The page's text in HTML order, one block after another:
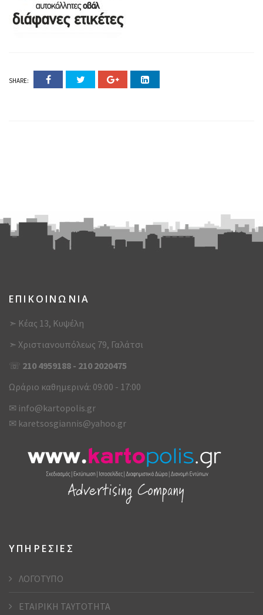
SHARE:
ΕΠΙΚΟΙΝΩΝΙΑ
➣ Κέας 13, Κυψέλη
➣ Χριστιανουπόλεως 79, Γαλάτσι
☏ 210 4959188 - 210 2020475
Ωράριο καθημερινά: 09:00 - 17:00
✉ info@kartopolis.gr
✉ karetsosgiannis@yahoo.gr
ΥΠΗΡΕΣΙΕΣ
ΛΟΓΟΤΥΠΟ
ΕΤΑΙΡΙΚΗ ΤΑΥΤΟΤΗΤΑ